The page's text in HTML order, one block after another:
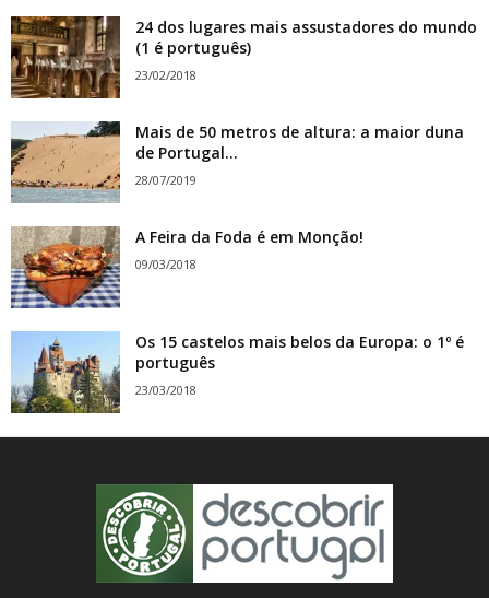
24 dos lugares mais assustadores do mundo
(1 é português)
23/02/2018
Mais de 50 metros de altura: a maior duna
de Portugal...
28/07/2019
A Feira da Foda é em Monção!
09/03/2018
Os 15 castelos mais belos da Europa: o 1º é
português
23/03/2018